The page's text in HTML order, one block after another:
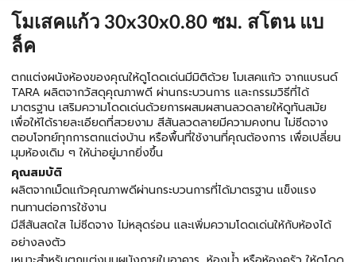
โมเสคแก้ว 30x30x0.80 ซม. สโตน แบ
ล็ค
ตกแต่งผนังห้องของคุณให้ดูโดดเด่นมีมิติด้วย โมเสคแก้ว จากแบรนด์
TARA ผลิตจากวัสดุคุณภาพดี ผ่านกระบวนการ และกรรมวิธีที่ได้
มาตรฐาน เสริมความโดดเด่นด้วยการผสมผสานลวดลายให้ดูทันสมัย
เพื่อให้ได้รายละเอียดที่สวยงาม สีสันลวดลายมีความคงทน ไม่ซีดจาง
ตอบโจทย์ทุกการตกแต่งบ้าน หรือพื้นที่ใช้งานที่คุณต้องการ เพื่อเปลี่ยน
มุมห้องเดิม ๆ ให้น่าอยู่มากยิ่งขึ้น
คุณสมบัติ
ผลิตจากเม็ดแก้วคุณภาพดีผ่านกระบวนการที่ได้มาตรฐาน แข็งแรง
ทนทานต่อการใช้งาน
มีสีสันสดใส ไม่ซีดจาง ไม่หลุดร่อน และเพิ่มความโดดเด่นให้กับห้องได้
อย่างลงตัว